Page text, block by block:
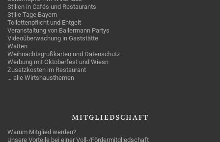
Stillen in Cafés und Restaurants
Stille Tage Bayern
Toilettenpflicht und Entgelt
Veranstaltung von Ballermann Partys
Videoüberwachung in Gaststätte
Watten
Weihnachtsgrußkarten und Datenschutz
Werbung mit Oktoberfest und Wiesn
Zusatzkosten im Restaurant
… alle Wirtshausthemen
MITGLIEDSCHAFT
Warum Mitglied werden?
Unsere Vorteile bei einer Voll-/Fördermitgliedschaft